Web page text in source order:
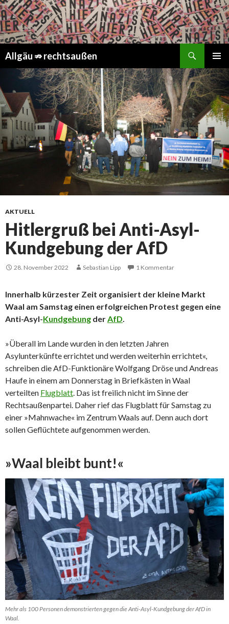
Allgäu ⇏ rechtsaußen
MENÜ
Springe
zum
Inhalt
AKTUELL
Hitlergruß bei Anti-Asyl-
Kundgebung der AfD
28. November 2022 Sebastian Lipp 1 Kommentar
Innerhalb kürzester Zeit organisiert der kleine Markt
Waal am Samstag einen erfolgreichen Protest gegen eine
Anti-Asyl-Kundgebung derAfD.
»Überall im Lande wurden in den letzten Jahren
Asylunterkünfte errichtet und werden weiterhin errichtet«,
schreiben die AfD-Funktionäre Wolfgang Dröse und Andreas
Haufe in einem am Donnerstag in Briefkästen in Waal
verteilten Flugblatt. Das ist freilich nicht im Sinne der
Rechtsaußenpartei. Daher rief das Flugblatt für Samstag zu
einer »Mahnwache« im Zentrum Waals auf. Denn auch dort
sollen Geflüchtete aufgenommen werden.
»Waal bleibt bunt!«
Mehr als 100 Personen demonstrierten gegen die Anti-Asyl-Kundgebung der AfD in
Waal.